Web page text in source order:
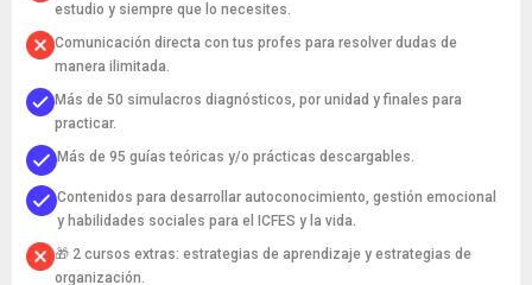
estudio y siempre que lo necesites.
Comunicación directa con tus profes para resolver dudas de
manera ilimitada.
Más de 50 simulacros diagnósticos, por unidad y finales para
practicar.
Más de 95 guías teóricas y/o prácticas descargables.
Contenidos para desarrollar autoconocimiento, gestión emocional
y habilidades sociales para el ICFES y la vida.
🎁 2 cursos extras: estrategias de aprendizaje y estrategias de
organización.